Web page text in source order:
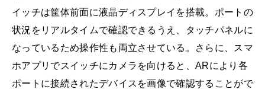
イッチは筐体前面に液晶ディスプレイを搭載。ポートの
状況をリアルタイムで確認できるうえ、タッチパネルに
なっているため操作性も両立させている。さらに、スマ
ホアプリでスイッチにカメラを向けると、ARにより各
ポートに接続されたデバイスを画像で確認することがで